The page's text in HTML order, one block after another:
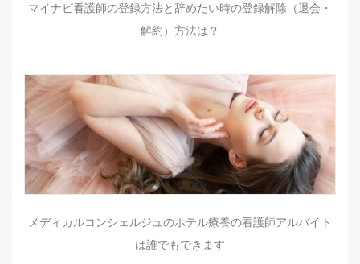
マイナビ看護師の登録方法と辞めたい時の登録解除（退会・
解約）方法は？
メディカルコンシェルジュのホテル療養の看護師アルバイト
は誰でもできます